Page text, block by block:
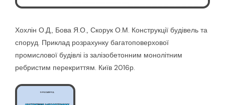
Хохлін О.Д., Бова Я.О., Скорук О.М. Конструкції будівель та
споруд. Приклад розрахунку багатоповерхової
промислової будівлі із залізобетонним монолітним
ребристим перекриттям. Київ 2016р.